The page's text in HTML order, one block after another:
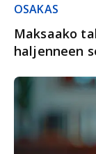
OSAKAS
Maksaako
haljenneen